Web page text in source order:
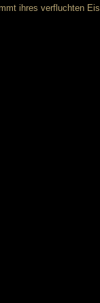
ihres verfluchten